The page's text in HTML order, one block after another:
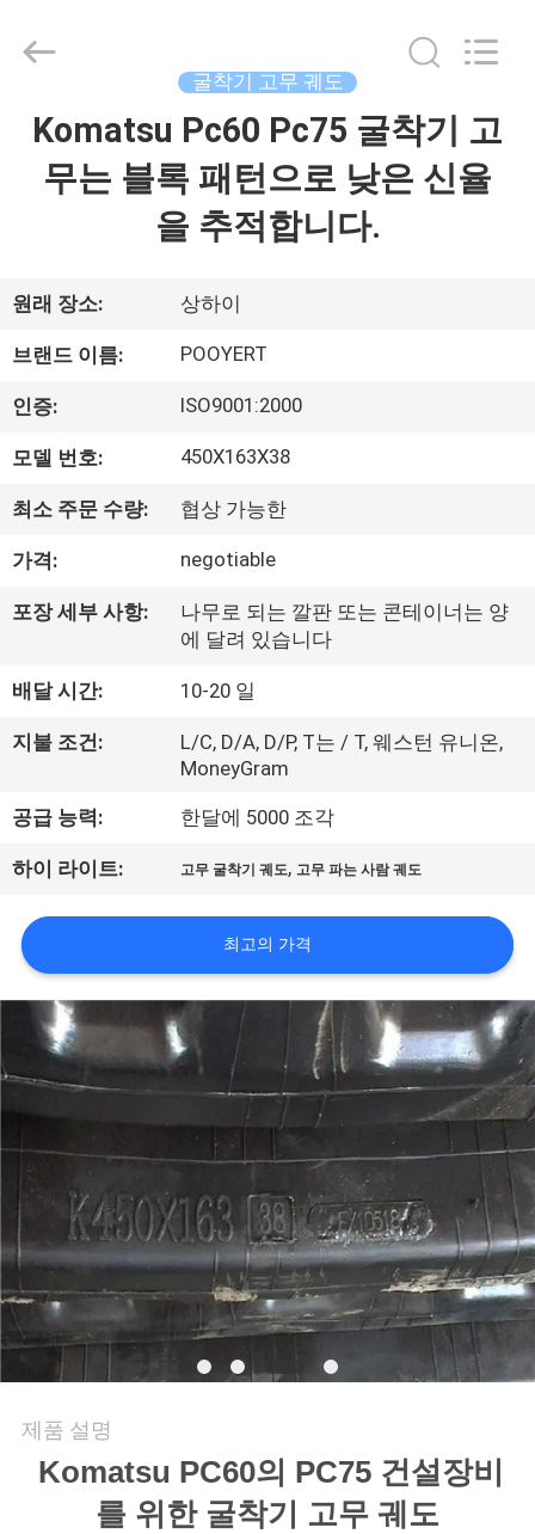
회
사
소
공
장
학
품
리
문
의
하
기
조
회
를
요
청
하
Shanghai
Reserved.
굴착기 고무 궤도
Komatsu Pc60 Pc75 굴착기 고
무는 블록 패턴으로 낮은 신율
을 추적합니다.
원래 장소: 상하이
브랜드 이름: POOYERT
인증: ISO9001:2000
모델 번호: 450X163X38
최소 주문 수량: 협상 가능한
가격: negotiable
포장 세부 사항:
나무로 되는 깔판 또는 콘테이너는 양
에 달려 있습니다
배달 시간: 10-20 일
지불 조건:
L/C, D/A, D/P, T는 / T, 웨스턴 유니온,
MoneyGram
공급 능력: 한달에 5000 조각
하이 라이트: 고무 굴착기 궤도, 고무 파는 사람 궤도
최고의 가격
제품 설명
Komatsu PC60의 PC75 건설장비
를 위한 굴착기 고무 궤도